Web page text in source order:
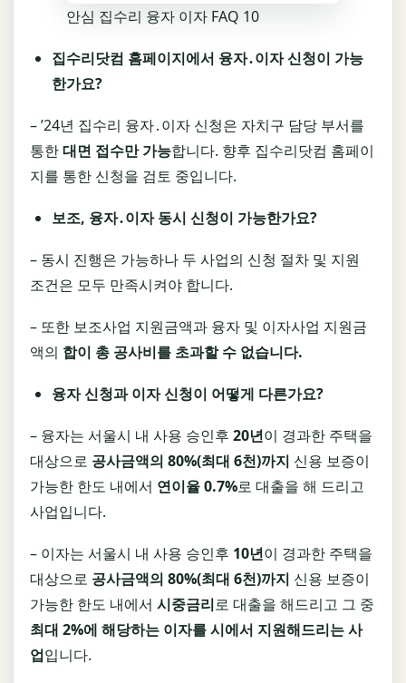
안심 집수리 융자 이자 FAQ 10
집수리닷컴 홈페이지에서 융자․이자 신청이 가능
한가요?
– ’24년 집수리 융자․이자 신청은 자치구 담당 부서를
통한대면 접수만 가능합니다. 향후 집수리닷컴 홈페이
지를 통한 신청을 검토 중입니다.
보조, 융자․이자 동시 신청이 가능한가요?
– 동시 진행은 가능하나 두 사업의 신청 절차 및 지원
조건은 모두 만족시켜야 합니다.
– 또한 보조사업 지원금액과 융자 및 이자사업 지원금
액의 합이 총 공사비를 초과할 수 없습니다.
융자 신청과 이자 신청이 어떻게 다른가요?
– 융자는 서울시 내 사용 승인후 20년이 경과한 주택을
대상으로 공사금액의 80%(최대 6천)까지 신용 보증이
가능한 한도 내에서 연이율0.7%로 대출을 해 드리고
사업입니다.
– 이자는 서울시 내 사용 승인후 10년이 경과한 주택을
대상으로 공사금액의 80%(최대 6천)까지 신용 보증이
가능한 한도 내에서 시중금리로 대출을 해드리고 그 중
최대 2%에 해당하는 이자를 시에서 지원해드리는 사
업입니다.